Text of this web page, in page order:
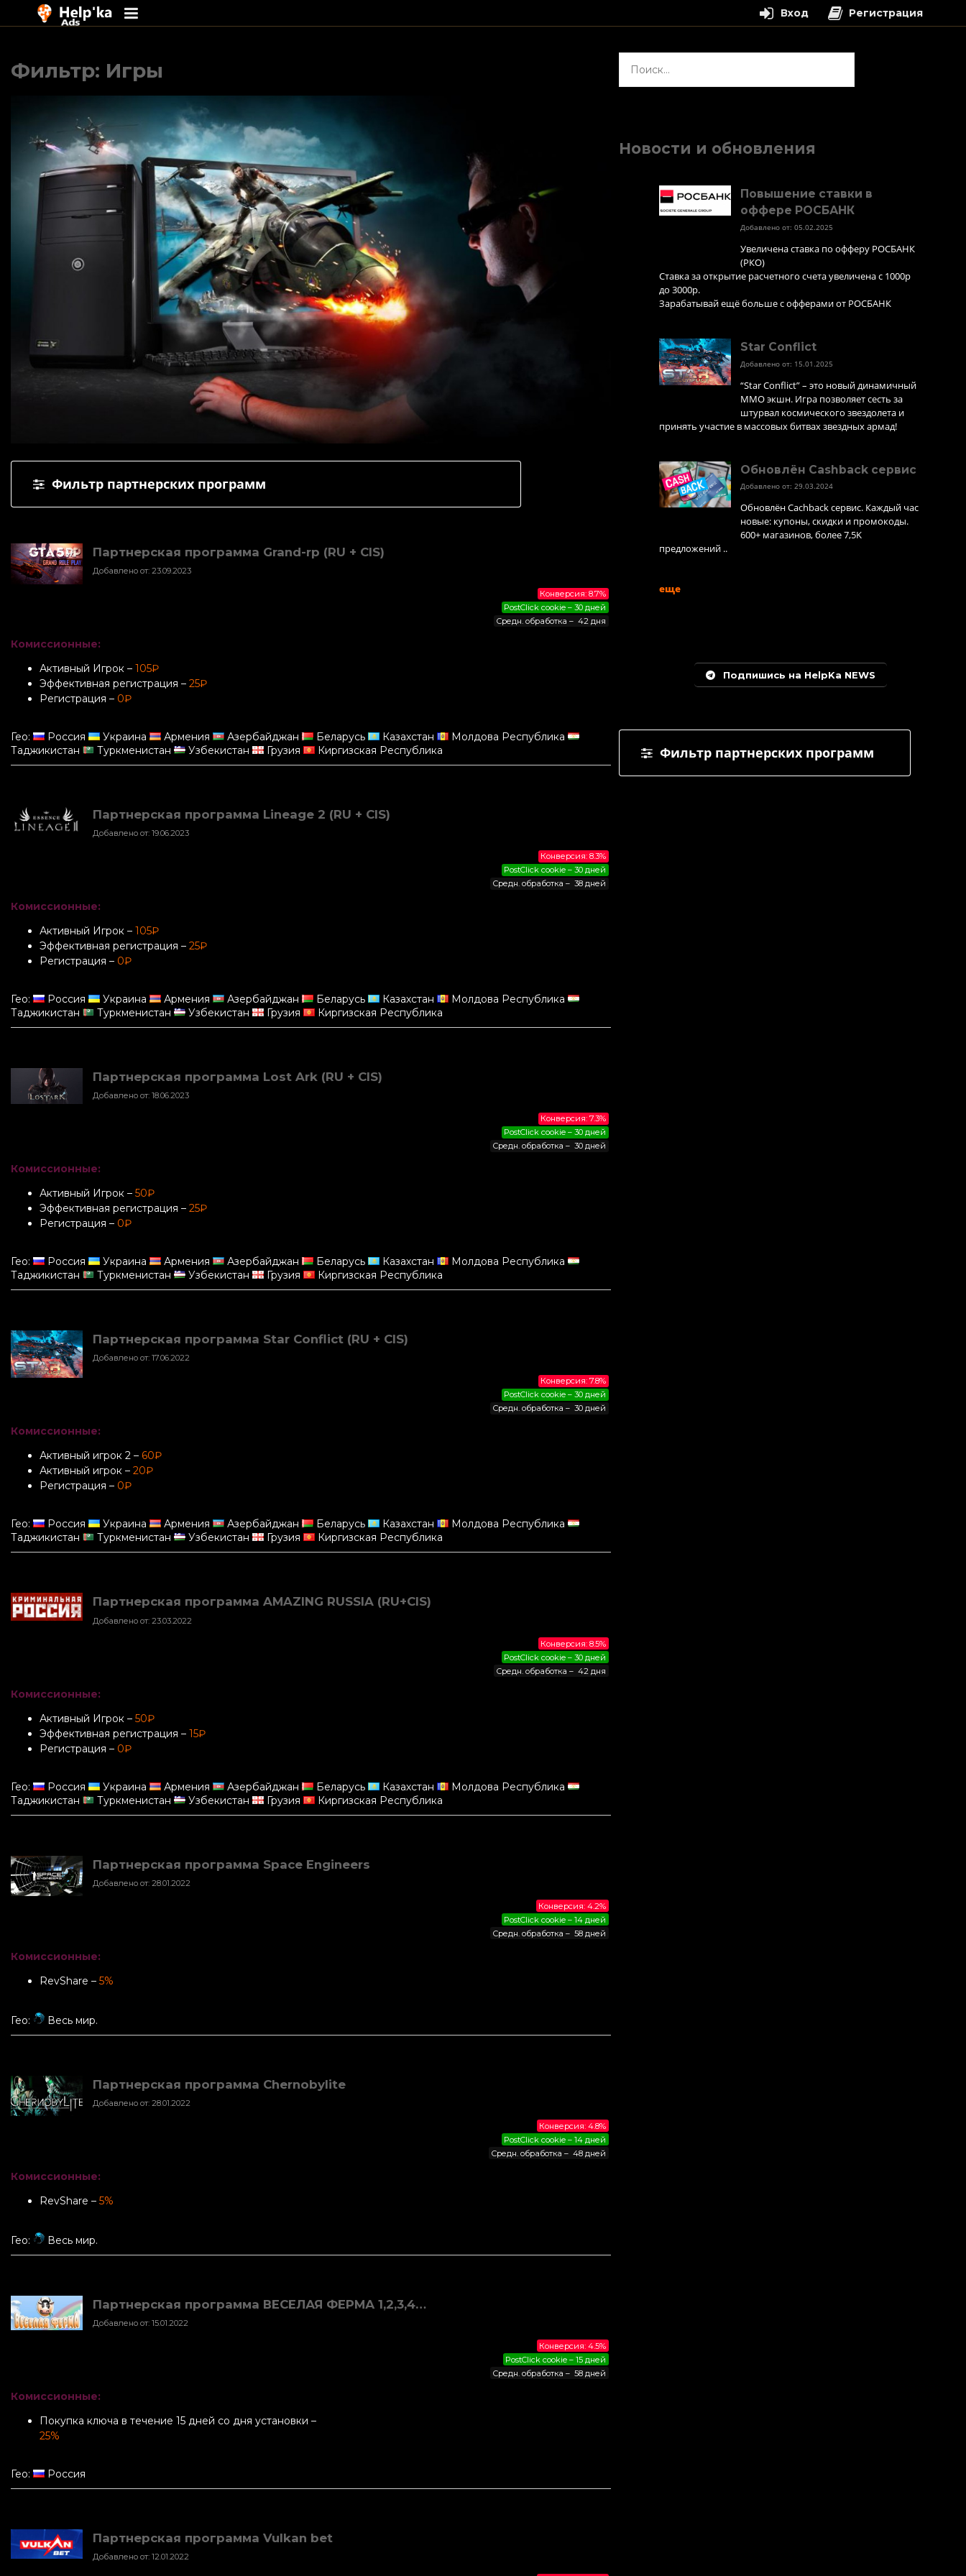
содержимому
Фильтр: Игры
Фильтр партнерских программ
Партнерская программа Grand-rp (RU + CIS)
Добавлено от: 23.09.2023
Конверсия: 8.7%
PostClick cookie – 30 дней
Средн. обработка – 42 дня
Комиссионные:
Активный Игрок – 105₽
Эффективная регистрация – 25₽
Регистрация – 0₽
Гео: Россия Украина Армения Азербайджан Беларусь Казахстан
Молдова Республика
Таджикистан
Туркменистан Узбекистан Грузия Киргизская Республика
Партнерская программа Lineage 2 (RU + CIS)
Добавлено от: 19.06.2023
Конверсия: 8.3%
PostClick cookie – 30 дней
Средн. обработка – 38 дней
Комиссионные:
Активный Игрок – 105₽
Эффективная регистрация – 25₽
Регистрация – 0₽
Гео: Россия Украина Армения Азербайджан Беларусь Казахстан
Молдова Республика
Таджикистан
Туркменистан Узбекистан Грузия Киргизская Республика
Партнерская программа Lost Ark (RU + CIS)
Добавлено от: 18.06.2023
Конверсия: 7.3%
PostClick cookie – 30 дней
Средн. обработка – 30 дней
Комиссионные:
Активный Игрок – 50₽
Эффективная регистрация – 25₽
Регистрация – 0₽
Гео: Россия Украина Армения Азербайджан Беларусь Казахстан
Молдова Республика
Таджикистан
Туркменистан Узбекистан Грузия Киргизская Республика
Партнерская программа Star Conflict (RU + CIS)
Добавлено от: 17.06.2022
Конверсия: 7.8%
PostClick cookie – 30 дней
Средн. обработка – 30 дней
Комиссионные:
Активный игрок 2 – 60₽
Активный игрок – 20₽
Регистрация – 0₽
Гео: Россия Украина Армения Азербайджан Беларусь Казахстан
Молдова Республика
Таджикистан
Туркменистан Узбекистан Грузия Киргизская Республика
Партнерская программа AMAZING RUSSIA (RU+CIS)
Добавлено от: 23.03.2022
Конверсия: 8.5%
PostClick cookie – 30 дней
Средн. обработка – 42 дня
Комиссионные:
Активный Игрок – 50₽
Эффективная регистрация – 15₽
Регистрация – 0₽
Гео: Россия Украина Армения Азербайджан Беларусь Казахстан
Молдова Республика
Таджикистан
Туркменистан Узбекистан Грузия Киргизская Республика
Партнерская программа Space Engineers
Добавлено от: 28.01.2022
Конверсия: 4.2%
PostClick cookie – 14 дней
Средн. обработка – 58 дней
Комиссионные:
RevShare – 5%
Гео: Весь мир.
Партнерская программа Chernobylite
Добавлено от: 28.01.2022
Конверсия: 4.8%
PostClick cookie – 14 дней
Средн. обработка – 48 дней
Комиссионные:
RevShare – 5%
Гео: Весь мир.
Партнерская программа ВЕСЕЛАЯ ФЕРМА 1,2,3,4…
Добавлено от: 15.01.2022
Конверсия: 4.5%
PostClick cookie – 15 дней
Средн. обработка – 58 дней
Комиссионные:
Покупка ключа в течение 15 дней со дня установки –
25%
Гео: Россия
Партнерская программа Vulkan bet
Добавлено от: 12.01.2022
Новости и обновления
Повышение ставки в
оффере РОСБАНК
Добавлено от: 05.02.2025
Увеличена ставка по офферу РОСБАНК
(РКО)
Ставка за открытие расчетного счета увеличена с 1000р
до 3000р.
Зарабатывай ещё больше с офферами от РОСБАНК
Star Conflict
Добавлено от: 15.01.2025
“Star Conflict” – это новый динамичный
MMO экшн. Игра позволяет сесть за
штурвал космического звездолета и
принять участие в массовых битвах звездных армад!
Обновлён Cashback сервис
Добавлено от: 29.03.2024
Обновлён Cachback сервис. Каждый час
новые: купоны, скидки и промокоды.
600+ магазинов, более 7,5K
предложений ..
еще
Подпишись на HelpKa NEWS
Фильтр партнерских программ
Вход Регистрация